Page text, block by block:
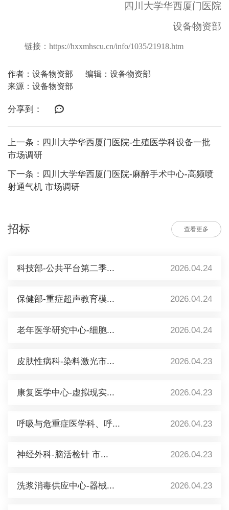
四川大学华西厦门医院
设备物资部
链接：https://hxxmhscu.cn/info/1035/21918.htm
作者：设备物资部
编辑：设备物资部
来源：设备物资部
分享到：
上一条：四川大学华西厦门医院-生殖医学科设备一批
市场调研
下一条：四川大学华西厦门医院-麻醉手术中心-高频喷
射通气机 市场调研
招标 查看更多
科技部-公共平台第二季... 2026.04.24
保健部-重症超声教育模... 2026.04.24
老年医学研究中心-细胞... 2026.04.24
皮肤性病科-染料激光市... 2026.04.23
康复医学中心-虚拟现实... 2026.04.23
呼吸与危重症医学科、呼... 2026.04.23
神经外科-脑活检针 市... 2026.04.23
洗浆消毒供应中心-器械... 2026.04.23